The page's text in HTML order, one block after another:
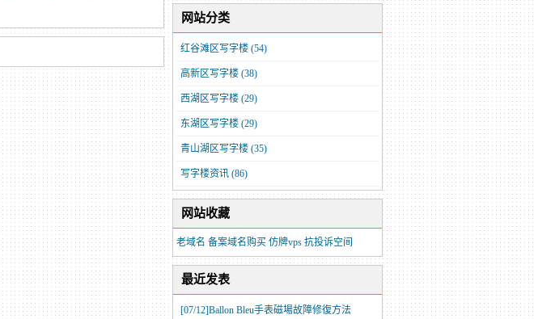
网站分类
红谷滩区写字楼 (54)
高新区写字楼 (38)
西湖区写字楼 (29)
东湖区写字楼 (29)
青山湖区写字楼 (35)
写字楼资讯 (86)
网站收藏
老域名 备案域名购买 仿牌vps 抗投诉空间
最近发表
[07/12]​Ballon Bleu手表磁場故障修復方法